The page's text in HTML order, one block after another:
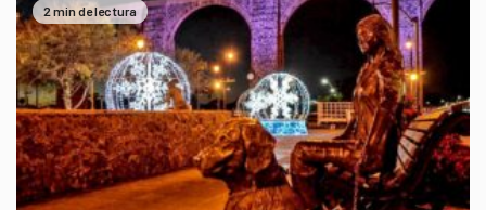
2 min de lectura